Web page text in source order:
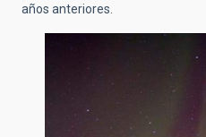
años anteriores.